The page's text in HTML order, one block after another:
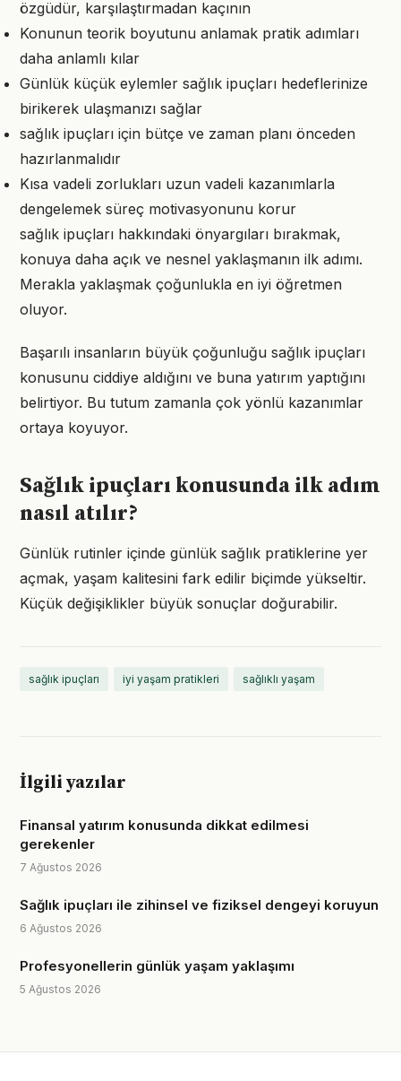
özgüdür, karşılaştırmadan kaçının
Konunun teorik boyutunu anlamak pratik adımları
daha anlamlı kılar
Günlük küçük eylemler sağlık ipuçları hedeflerinize
birikerek ulaşmanızı sağlar
sağlık ipuçları için bütçe ve zaman planı önceden
hazırlanmalıdır
Kısa vadeli zorlukları uzun vadeli kazanımlarla
dengelemek süreç motivasyonunu korur
sağlık ipuçları hakkındaki önyargıları bırakmak,
konuya daha açık ve nesnel yaklaşmanın ilk adımı.
Merakla yaklaşmak çoğunlukla en iyi öğretmen
oluyor.
Başarılı insanların büyük çoğunluğu sağlık ipuçları
konusunu ciddiye aldığını ve buna yatırım yaptığını
belirtiyor. Bu tutum zamanla çok yönlü kazanımlar
ortaya koyuyor.
Sağlık ipuçları konusunda ilk adım
nasıl atılır?
Günlük rutinler içinde günlük sağlık pratiklerine yer
açmak, yaşam kalitesini fark edilir biçimde yükseltir.
Küçük değişiklikler büyük sonuçlar doğurabilir.
sağlık ipuçları iyi yaşam pratikleri sağlıklı yaşam
İlgili yazılar
Finansal yatırım konusunda dikkat edilmesi
gerekenler
7 Ağustos 2026
Sağlık ipuçları ile zihinsel ve fiziksel dengeyi koruyun
6 Ağustos 2026
Profesyonellerin günlük yaşam yaklaşımı
5 Ağustos 2026